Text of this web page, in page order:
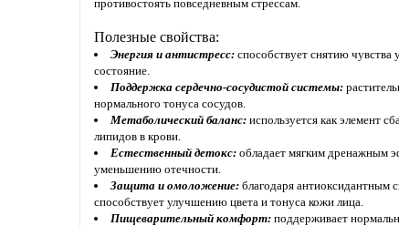
противостоять повседневным стрессам.
Полезные свойства:
Энергия и антистресс: способствует снятию чувства
состояние.
Поддержка сердечно-сосудистой системы:
нормального тонуса сосудов.
Метаболический баланс: используется как элемент
липидов в крови.
Естественный детокс: обладает мягким дренажным
уменьшению отечности.
Защита и омоложение: благодаря антиоксидантным
способствует улучшению цвета и тонуса кожи лица.
Пищеварительный комфорт: поддерживает